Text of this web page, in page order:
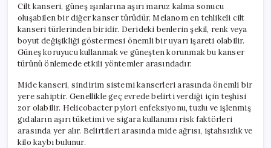
Cilt kanseri, güneş ışınlarına aşırı maruz kalma sonucu
oluşabilen bir diğer kanser türüdür. Melanom en tehlikeli cilt
kanseri türlerinden biridir. Derideki benlerin şekil, renk veya
boyut değişikliği göstermesi önemli bir uyarı işareti olabilir.
Güneş koruyucu kullanmak ve güneşten korunmak bu kanser
türünü önlemede etkili yöntemler arasındadır.
Mide kanseri, sindirim sistemi kanserleri arasında önemli bir
yere sahiptir. Genellikle geç evrede belirti verdiği için teşhisi
zor olabilir. Helicobacter pylori enfeksiyonu, tuzlu ve işlenmiş
gıdaların aşırı tüketimi ve sigara kullanımı risk faktörleri
arasında yer alır. Belirtileri arasında mide ağrısı, iştahsızlık ve
kilo kaybı bulunur.